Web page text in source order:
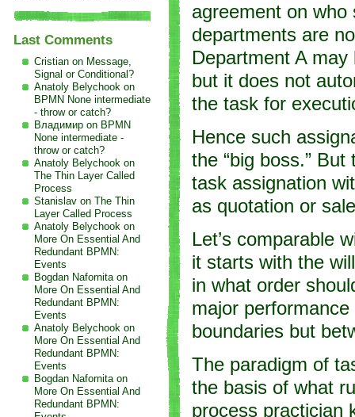
agreement on
departments are
Department A
but it does not
the task for
Hence such
the “big boss.”
task assignation
as quotation or
Let’s comparable
it starts with the
in what order
major
boundaries but
The paradigm of
the basis of what
process practician
Last Comments
Cristian on Message,
Signal or Conditional?
Anatoly Belychook on
BPMN None intermediate
- throw or catch?
Владимир on BPMN
None intermediate -
throw or catch?
Anatoly Belychook on
The Thin Layer Called
Process
Stanislav on The Thin
Layer Called Process
Anatoly Belychook on
More On Essential And
Redundant BPMN:
Events
Bogdan Nafornita on
More On Essential And
Redundant BPMN:
Events
Anatoly Belychook on
More On Essential And
Redundant BPMN:
Events
Bogdan Nafornita on
More On Essential And
Redundant BPMN: